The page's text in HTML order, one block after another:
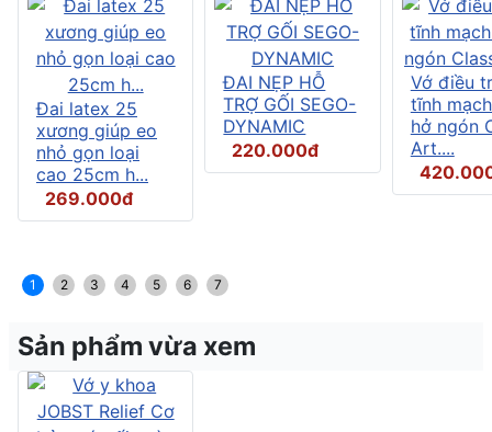
Đai latex 25
xương giúp eo
nhỏ gọn loại
cao 25cm h...
269.000đ
ĐAI NẸP HỖ
TRỢ GỐI SEGO-
DYNAMIC
220.000đ
Vớ điều
tĩnh
hở ngón
Art....
1 2 3 4 5 6 7
Sản phẩm vừa xem